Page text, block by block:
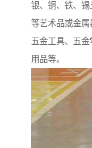
银、铜、铁、锡
等艺术品或金
五金工具、五
用品等。